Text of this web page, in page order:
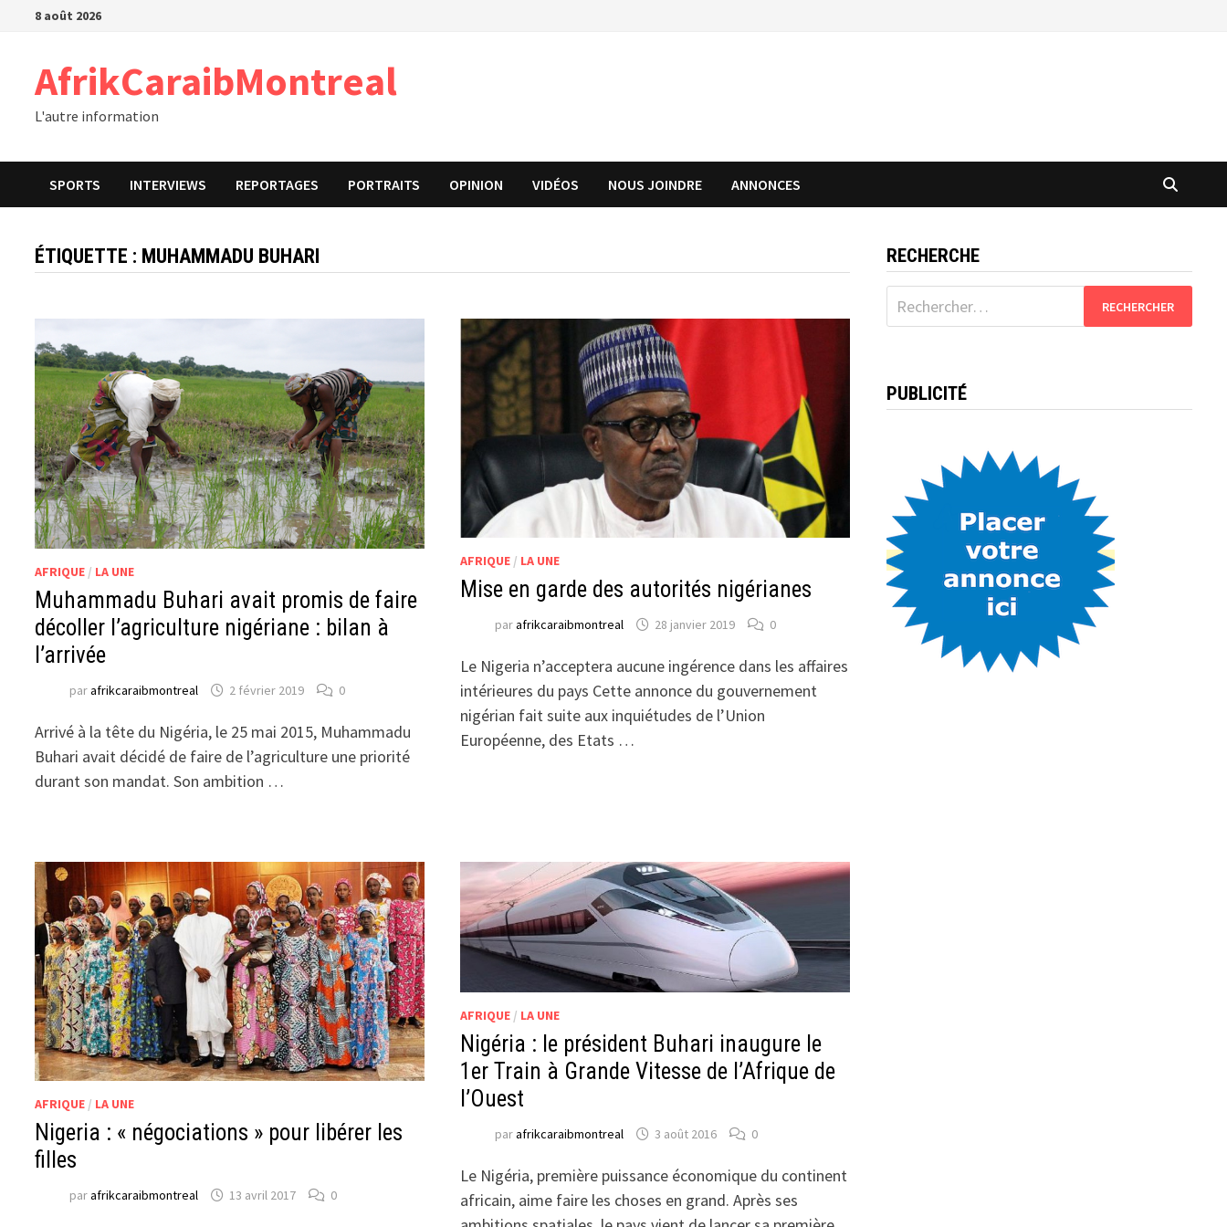
Passer8 août 2026
AfrikCaraibMontreal
L'autre information
SPORTS INTERVIEWS REPORTAGES PORTRAITS OPINION VIDÉOS NOUS JOINDRE ANNONCES
ÉTIQUETTE : MUHAMMADU BUHARI
AFRIQUE / LA UNE
Muhammadu Buhari avait promis de faire
décoller l’agriculture nigériane : bilan à
l’arrivée
parafrikcaraibmontreal 2 février 2019 0
Arrivé à la tête du Nigéria, le 25 mai 2015, Muhammadu
Buhari avait décidé de faire de l’agriculture une priorité
durant son mandat. Son ambition …
AFRIQUE/ LA UNE
Mise en garde des autorités nigérianes
parafrikcaraibmontreal 28 janvier 2019 0
Le Nigeria n’acceptera aucune ingérence dans les affaires
intérieures du pays Cette annonce du gouvernement
nigérian fait suite aux inquiétudes de l’Union
Européenne, des Etats …
AFRIQUE / LA UNE
Nigeria : « négociations » pour libérer les
filles
parafrikcaraibmontreal 13 avril 2017 0
AFRIQUE/ LA UNE
Nigéria : le président Buhari inaugure le
1er Train à Grande Vitesse de l’Afrique de
l’Ouest
parafrikcaraibmontreal 3 août 2016 0
Le Nigéria, première puissance économique du continent
africain, aime faire les choses en grand. Après ses
RECHERCHE
Rechercher :
PUBLICITÉ